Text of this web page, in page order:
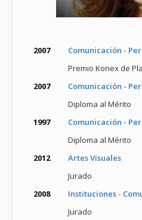
2007
Comunicación -
Premio Konex de
2007
Comunicación -
Diploma al Mérito
1997
Comunicación -
Diploma al Mérito
2012
Artes Visuales
Jurado
2008
Instituciones -
Jurado